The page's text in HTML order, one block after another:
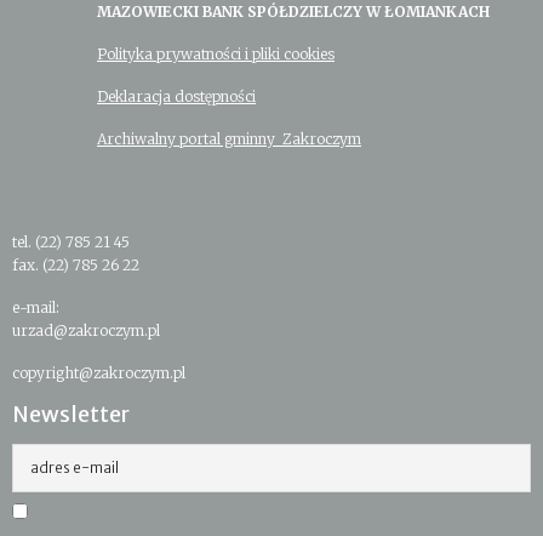
MAZOWIECKI BANK SPÓŁDZIELCZY W ŁOMIANKACH
Polityka prywatności i pliki cookies
Deklaracja dostępności
Archiwalny portal gminny Zakroczym
tel. (22) 785 21 45
fax. (22) 785 26 22
e-mail:
urzad@zakroczym.pl
copyright@zakroczym.pl
Newsletter
adres e-mail